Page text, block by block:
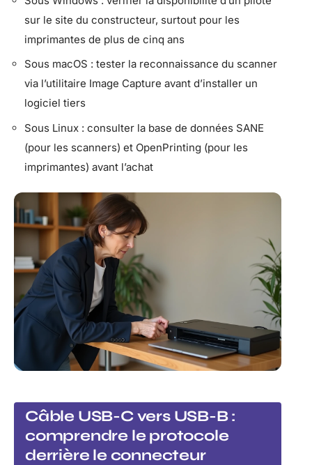
sur le site du constructeur, surtout pour les
imprimantes de plus de cinq ans
Sous macOS : tester la reconnaissance du scanner
via l’utilitaire Image Capture avant d’installer un
logiciel tiers
Sous Linux : consulter la base de données SANE
(pour les scanners) et OpenPrinting (pour les
imprimantes) avant l’achat
Câble USB-C vers USB-B :
comprendre le protocole
derrière le connecteur